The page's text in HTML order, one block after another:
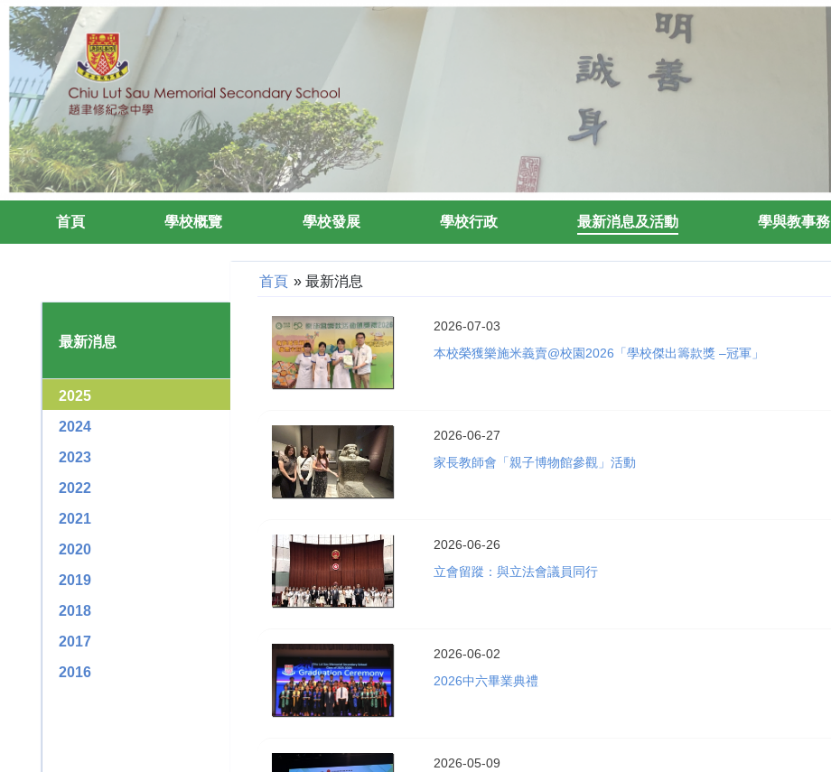
首頁 學校概覽 學校發展 學校行政 最新消息及活動 學與教事務
最新消息
2025
2024
2023
2022
2021
2020
2019
2018
2017
2016
首頁 »最新消息
2026-07-03
本校榮獲樂施米義賣@校園2026「學校傑出籌款獎 –冠軍」
2026-06-27
家長教師會「親子博物館參觀」活動
2026-06-26
立會留蹤：與立法會議員同行
2026-06-02
2026中六畢業典禮
2026-05-09